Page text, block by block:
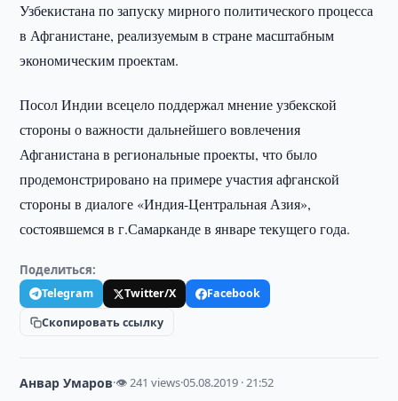
Узбекистана по запуску мирного политического процесса
в Афганистане, реализуемым в стране масштабным
экономическим проектам.
Посол Индии всецело поддержал мнение узбекской
стороны о важности дальнейшего вовлечения
Афганистана в региональные проекты, что было
продемонстрировано на примере участия афганской
стороны в диалоге «Индия-Центральная Азия»,
состоявшемся в г.Самарканде в январе текущего года.
Поделиться:
Telegram Twitter/X
Facebook
Скопировать ссылку
Анвар Умаров·👁 241 views·05.08.2019 · 21:52